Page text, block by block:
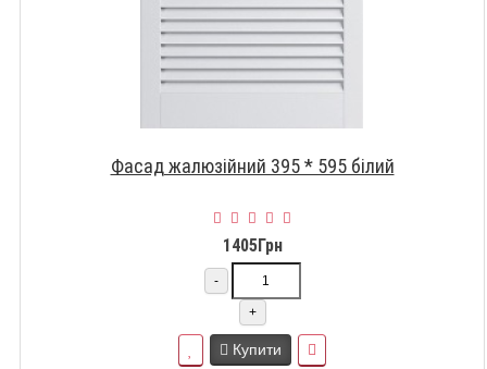
Фасад жалюзійний 395 * 595 білий
1405Грн
-
+
Купити